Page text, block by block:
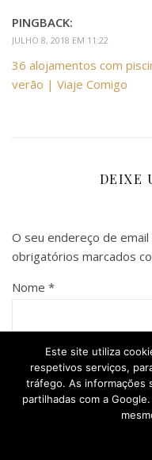
PINGBACK:
JULHO 8, 2018 EM 11:22
36 alojamentos com
verão | Viaje Comigo
DEIXE
O seu endereço de email
obrigatórios marcados
Nome *
Email*
Este site utiliza
respetivos serviços,
tráfego. As informações
partilhadas com a